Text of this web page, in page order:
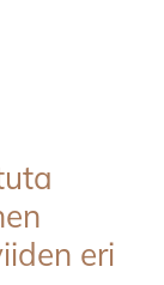
eri